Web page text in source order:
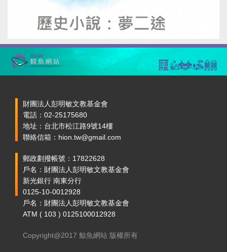
財團法人彭明敏文教基金會
電話：02-25175680
地址：台北市松江路9號14樓
聯絡信箱：hion.tw@gmail.com
郵政劃撥帳號：17822628
戶名：財團法人彭明敏文教基金會
新光銀行 南東分行
0125-10-0012928
戶名：財團法人彭明敏文教基金會
ATM ( 103 ) 0125100012928
Copyright@2017 鯨魚網站 版權所有